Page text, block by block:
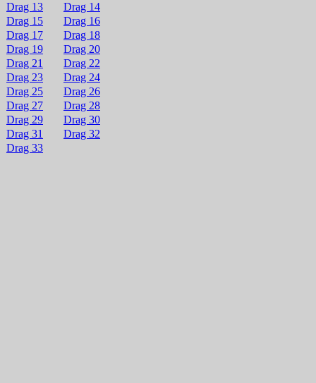
Drag 13
Drag 14
Drag 15
Drag 16
Drag 17
Drag 18
Drag 19
Drag 20
Drag 21
Drag 22
Drag 23
Drag 24
Drag 25
Drag 26
Drag 27
Drag 28
Drag 29
Drag 30
Drag 31
Drag 32
Drag 33